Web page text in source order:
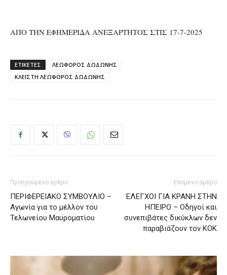
ΑΠΟ ΤΗΝ ΕΦΗΜΕΡΙΔΑ ΑΝΕΞΑΡΤΗΤΟΣ ΣΤΙΣ 17-7-2025
ΕΤΙΚΕΤΕΣ
ΛΕΩΦΟΡΟΣ ΔΩΔΩΝΗΣ
ΚΛΕΙΣΤΗ ΛΕΩΦΟΡΟΣ ΔΩΔΩΝΗΣ
Προηγούμενο άρθρο
ΠΕΡΙΦΕΡΕΙΑΚΟ ΣΥΜΒΟΥΛΙΟ –
Αγωνία για το μέλλον του
Τελωνείου Μαυροματίου
Επόμενο άρθρο
ΕΛΕΓΧΟΙ ΓΙΑ ΚΡΑΝΗ ΣΤΗΝ
ΗΠΕΙΡΟ – Οδηγοί και
συνεπιβάτες δικύκλων δεν
παραβιάζουν τον ΚΟΚ